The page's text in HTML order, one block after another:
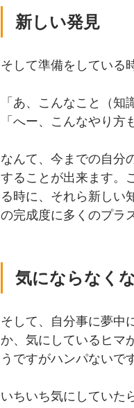
新しい発見
そして準備をしている
「あ、こんなこと（知
「へー、こんなやり方
なんて、今までの自分
することが出来ます。
る時に、それら新しい
の完成度に多くのプラ
気にならなく
そして、自分事に夢中
か、気にしているヒマ
うですがハンパないで
いちいち気にしていた